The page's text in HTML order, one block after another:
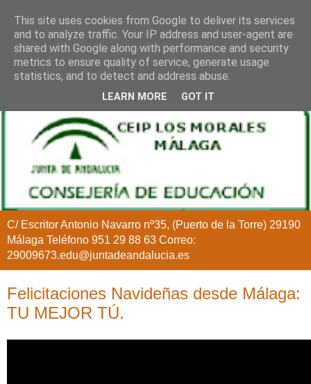
C/ Escritor Antonio Navarro nº35, (Puerto de la Torre) 29190
Málaga Teléfono 951 29 88 63 Correo:
29009673.edu@juntadeandalucia.es
Felicitaciones Navideñas desde Málaga:
TU MEJOR TÚ.
This site uses cookies from Google to deliver its services
and to analyze traffic. Your IP address and user-agent are
shared with Google along with performance and security
metrics to ensure quality of service, generate usage
statistics, and to detect and address abuse.
LEARN MORE GOT IT